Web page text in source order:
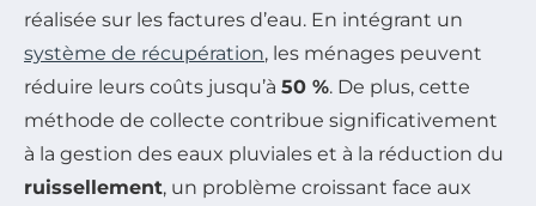
réalisée sur les factures d’eau. En intégrant un
système de récupération, les ménages peuvent
réduire leurs coûts jusqu’à 50 %. De plus, cette
méthode de collecte contribue significativement
à la gestion des eaux pluviales et à la réduction du
ruissellement, un problème croissant face aux